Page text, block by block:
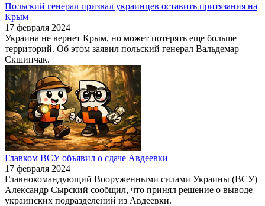
Польский генерал призвал украинцев оставить притязания на
Крым
17 февраля 2024
Украина не вернет Крым, но может потерять еще больше
территорий. Об этом заявил польский генерал Вальдемар
Скшипчак.
Главком ВСУ объявил о сдаче Авдеевки
17 февраля 2024
Главнокомандующий Вооруженными силами Украины (ВСУ)
Александр Сырский сообщил, что принял решение о выводе
украинских подразделений из Авдеевки.